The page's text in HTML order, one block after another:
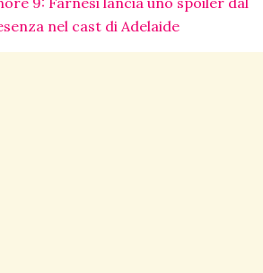
nel cast di Adelaide